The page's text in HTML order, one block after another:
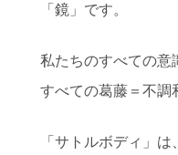
「鏡」です。
私たちのすべての意
すべての葛藤＝不調
「サトルボディ」